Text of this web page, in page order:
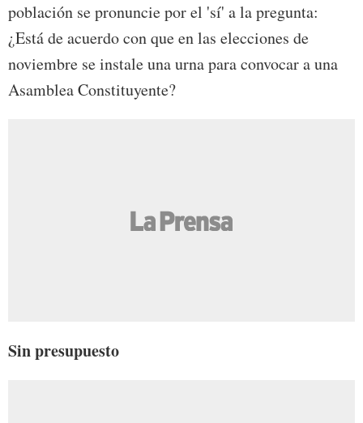
población se pronuncie por el 'sí' a la pregunta:
¿Está de acuerdo con que en las elecciones de
noviembre se instale una urna para convocar a una
Asamblea Constituyente?
Sin presupuesto